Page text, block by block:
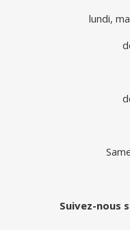
lundi,
Suivez-nous